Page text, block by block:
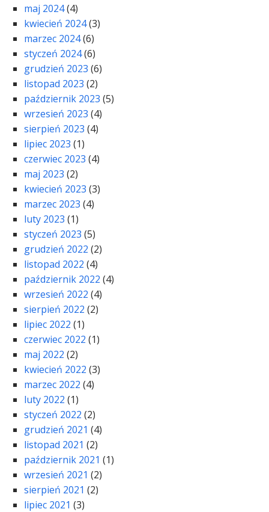
maj 2024(4)
kwiecień 2024(3)
marzec 2024(6)
styczeń 2024(6)
grudzień 2023 (6)
listopad 2023 (2)
październik 2023 (5)
wrzesień 2023 (4)
sierpień 2023 (4)
lipiec 2023 (1)
czerwiec 2023 (4)
maj 2023 (2)
kwiecień 2023 (3)
marzec 2023 (4)
luty 2023 (1)
styczeń 2023 (5)
grudzień 2022 (2)
listopad 2022 (4)
październik 2022 (4)
wrzesień 2022 (4)
sierpień 2022 (2)
lipiec 2022 (1)
czerwiec 2022 (1)
maj 2022 (2)
kwiecień 2022 (3)
marzec 2022 (4)
luty 2022 (1)
styczeń 2022 (2)
grudzień 2021 (4)
listopad 2021 (2)
październik 2021 (1)
wrzesień 2021 (2)
sierpień 2021 (2)
lipiec 2021 (3)